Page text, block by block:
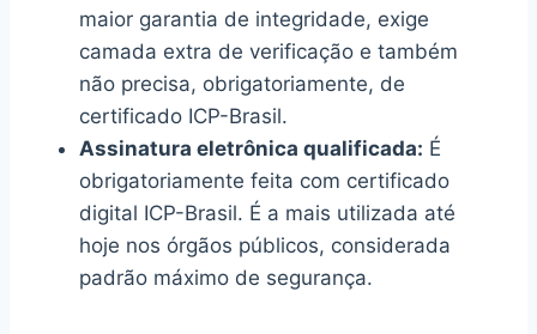
maior garantia de integridade, exige
camada extra de verificação e também
não precisa, obrigatoriamente, de
certificado ICP-Brasil.
Assinatura eletrônica qualificada: É
obrigatoriamente feita com certificado
digital ICP-Brasil. É a mais utilizada até
hoje nos órgãos públicos, considerada
padrão máximo de segurança.